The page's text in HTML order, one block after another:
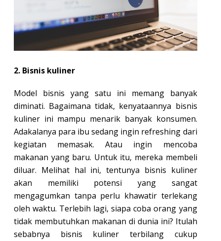
2. Bisnis kuliner
Model bisnis yang satu ini memang banyak
diminati. Bagaimana tidak, kenyataannya bisnis
kuliner ini mampu menarik banyak konsumen.
Adakalanya para ibu sedang ingin refreshing dari
kegiatan memasak. Atau ingin mencoba
makanan yang baru. Untuk itu, mereka membeli
diluar. Melihat hal ini, tentunya bisnis kuliner
akan memiliki potensi yang sangat
mengagumkan tanpa perlu khawatir terlekang
oleh waktu. Terlebih lagi, siapa coba orang yang
tidak membutuhkan makanan di dunia ini? Itulah
sebabnya bisnis kuliner terbilang cukup